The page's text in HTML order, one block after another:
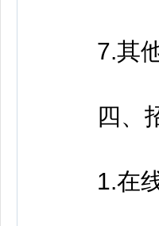
7.其他
四、招
1.在线